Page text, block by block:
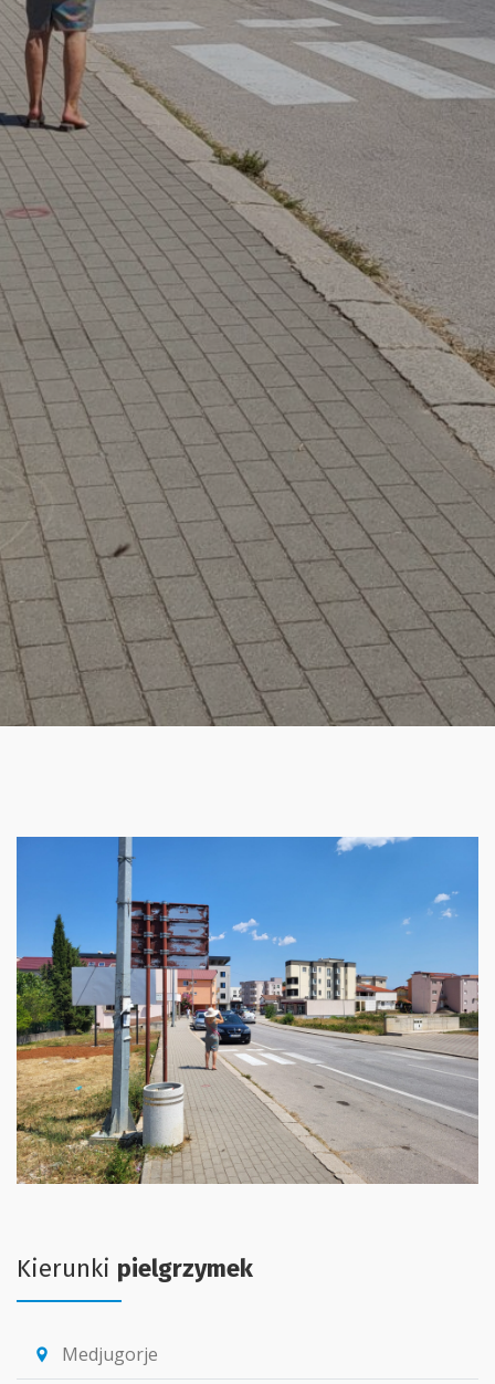
Kierunki pielgrzymek
location_pin Medjugorje